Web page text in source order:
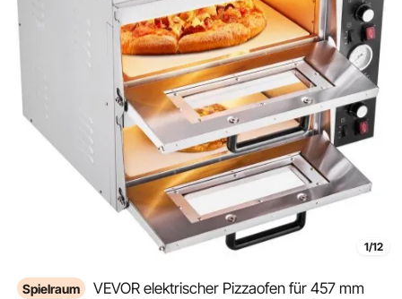
1/12
Spielraum
VEVOR elektrischer Pizzaofen für 457 mm